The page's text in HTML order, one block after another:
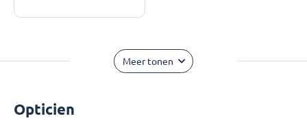
Meer tonen
Opticien